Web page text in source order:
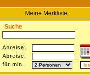
Meine Merkliste
Suche
Anreise:
Abreise:
für min.